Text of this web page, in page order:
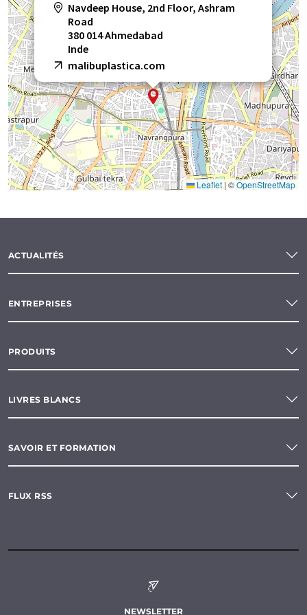
Navdeep House, 2nd Floor, Ashram
Road
380 014 Ahmedabad
Inde
malibuplastica.com
Leaflet | ©OpenStreetMap
ACTUALITÉS
ENTREPRISES
PRODUITS
LIVRES BLANCS
SAVOIR ET FORMATION
FLUX RSS
NEWSLETTER